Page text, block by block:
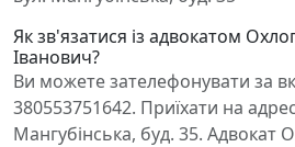
Як зв'язатися із адвокатом
Іванович?
Ви можете зателефонувати за
380553751642. Приїхати на
Мангубінська, буд. 35. Адвокат